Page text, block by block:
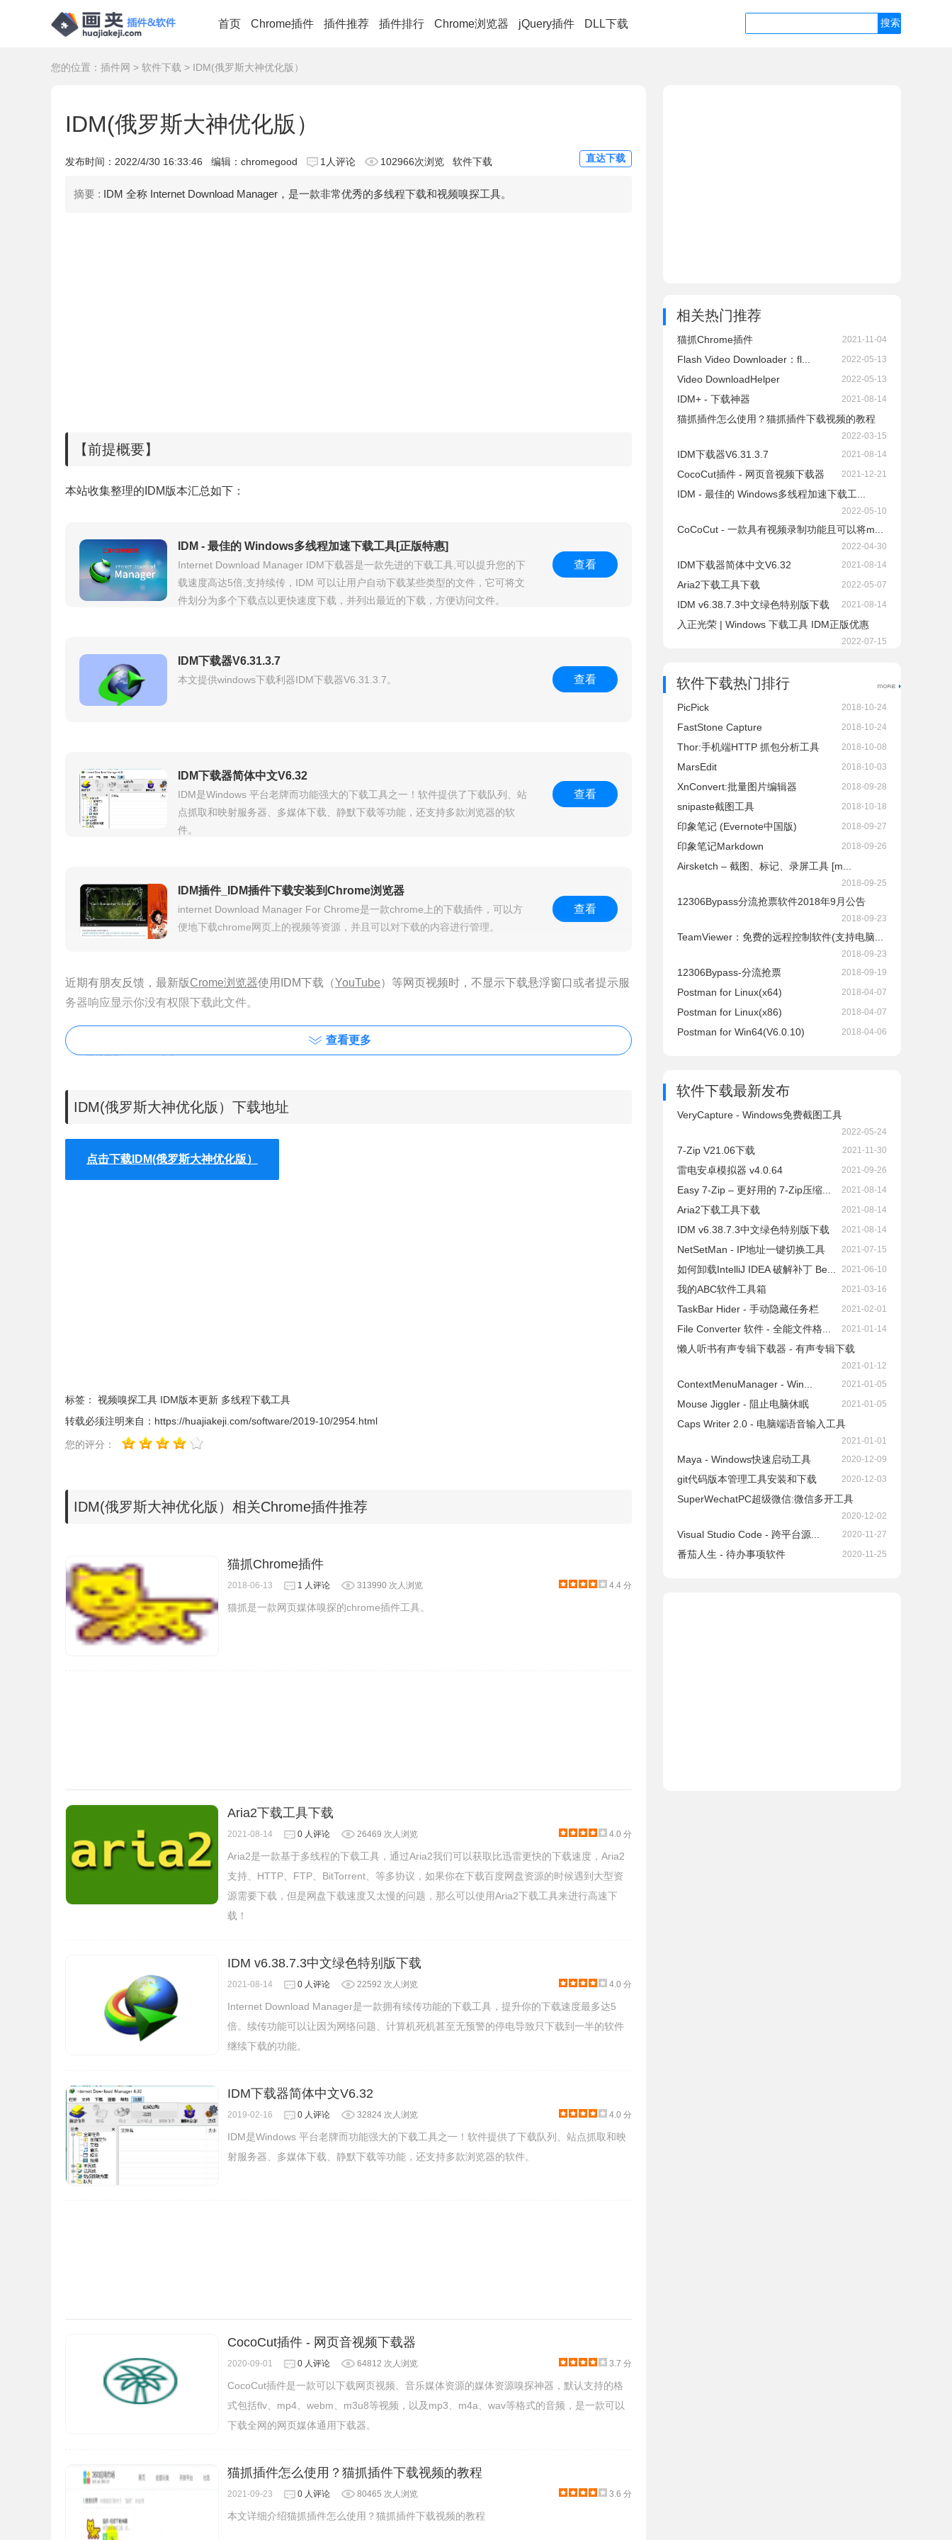
首页 Chrome插件 插件推荐 插件排行 Chrome浏览器 jQuery插件 DLL下载
您的位置： 插件网 > 软件下载 > IDM(俄罗斯大神优化版）
IDM(俄罗斯大神优化版）
发布时间： 2022/4/30 16:33:46 编辑：chromegood 1人评论 102966次浏览 软件下载 直达下载
摘要 : IDM 全称 Internet Download Manager，是一款非常优秀的多线程下载和视频嗅探工具。
【前提概要】
本站收集整理的IDM版本汇总如下：
IDM - 最佳的 Windows多线程加速下载工具[正版特惠]
Internet Download Manager IDM下载器是一款先进的下载工具,可以提升您的下
载速度高达5倍,支持续传，IDM 可以让用户自动下载某些类型的文件，它可将文
件划分为多个下载点以更快速度下载，并列出最近的下载，方便访问文件。
查看
IDM下载器V6.31.3.7
本文提供windows下载利器IDM下载器V6.31.3.7。 查看
IDM下载器简体中文V6.32
IDM是Windows 平台老牌而功能强大的下载工具之一！软件提供了下载队列、站
点抓取和映射服务器、多媒体下载、静默下载等功能，还支持多款浏览器的软
件。
查看
IDM插件_IDM插件下载安装到Chrome浏览器
internet Download Manager For Chrome是一款chrome上的下载插件，可以方
便地下载chrome网页上的视频等资源，并且可以对下载的内容进行管理。
查看
近期有朋友反馈，最新版Crome浏览器使用IDM下载（YouTube）等网页视频时，不显示下载悬浮窗口或者提示服
务器响应显示你没有权限下载此文件。
IDM 永久版 129 元 券后：99 元「优惠券：yjidmcj30」
俄罗斯版IDM软件简介
浏览器扩展插件，还可以嗅探并下载YouTube、知乎等网页视频。
1.请先卸载曾安装过的IDM（绿色版在IDM文件夹内双击!卸载文件进行卸载，安装版在控制面板卸载），重启电
2.下载俄罗斯版IDM安装文件，双击文件夹内的Internet Download Manager.exe文件。
查看更多
IDM(俄罗斯大神优化版）下载地址
点击下载IDM(俄罗斯大神优化版）
标签： 视频嗅探工具 IDM版本更新 多线程下载工具
转载必须注明来自： https://huajiakeji.com/software/2019-10/2954.html
您的评分：
IDM(俄罗斯大神优化版）相关Chrome插件推荐
猫抓Chrome插件
2018-06-13 1 人评论 313990 次人浏览 4.4 分
猫抓是一款网页媒体嗅探的chrome插件工具。
Aria2下载工具下载
2021-08-14 0 人评论 26469 次人浏览 4.0 分
Aria2是一款基于多线程的下载工具，通过Aria2我们可以获取比迅雷更快的下载速度，Aria2
支持、HTTP、FTP、BitTorrent、等多协议，如果你在下载百度网盘资源的时候遇到大型资
源需要下载，但是网盘下载速度又太慢的问题，那么可以使用Aria2下载工具来进行高速下
载！
IDM v6.38.7.3中文绿色特别版下载
2021-08-14 0 人评论 22592 次人浏览 4.0 分
Internet Download Manager是一款拥有续传功能的下载工具，提升你的下载速度最多达5
倍。续传功能可以让因为网络问题、计算机死机甚至无预警的停电导致只下载到一半的软件
继续下载的功能。
IDM下载器简体中文V6.32
2019-02-16 0 人评论 32824 次人浏览 4.0 分
IDM是Windows 平台老牌而功能强大的下载工具之一！软件提供了下载队列、站点抓取和映
射服务器、多媒体下载、静默下载等功能，还支持多款浏览器的软件。
CocoCut插件 - 网页音视频下载器
2020-09-01 0 人评论 64812 次人浏览 3.7 分
CocoCut插件是一款可以下载网页视频、音乐媒体资源的媒体资源嗅探神器，默认支持的格
式包括flv、mp4、webm、m3u8等视频，以及mp3、m4a、wav等格式的音频，是一款可以
下载全网的网页媒体通用下载器。
猫抓插件怎么使用？猫抓插件下载视频的教程
2021-09-23 0 人评论 80465 次人浏览 3.6 分
本文详细介绍猫抓插件怎么使用？猫抓插件下载视频的教程
相关热门推荐
猫抓Chrome插件 2021-11-04
Flash Video Downloader：fl... 2022-05-13
Video DownloadHelper 2022-05-13
IDM+ - 下载神器 2021-08-14
猫抓插件怎么使用？猫抓插件下载视频的教程
2022-03-15
IDM下载器V6.31.3.7 2021-08-14
CocoCut插件 - 网页音视频下载器 2021-12-21
IDM - 最佳的 Windows多线程加速下载工...
2022-05-10
CoCoCut - 一款具有视频录制功能且可以将m...
2022-04-30
IDM下载器简体中文V6.32 2021-08-14
Aria2下载工具下载 2022-05-07
IDM v6.38.7.3中文绿色特别版下载 2021-08-14
入正光荣 | Windows 下载工具 IDM正版优惠
2022-07-15
软件下载热门排行
PicPick 2018-10-24
FastStone Capture 2018-10-24
Thor:手机端HTTP 抓包分析工具 2018-10-08
MarsEdit 2018-10-03
XnConvert:批量图片编辑器 2018-09-28
snipaste截图工具 2018-10-18
印象笔记 (Evernote中国版) 2018-09-27
印象笔记Markdown 2018-09-26
Airsketch – 截图、标记、录屏工具 [m...
2018-09-25
12306Bypass分流抢票软件2018年9月公告
2018-09-23
TeamViewer：免费的远程控制软件(支持电脑...
2018-09-23
12306Bypass-分流抢票 2018-09-19
Postman for Linux(x64) 2018-04-07
Postman for Linux(x86) 2018-04-07
Postman for Win64(V6.0.10) 2018-04-06
软件下载最新发布
VeryCapture - Windows免费截图工具
2022-05-24
7-Zip V21.06下载 2021-11-30
雷电安卓模拟器 v4.0.64 2021-09-26
Easy 7-Zip – 更好用的 7-Zip压缩... 2021-08-14
Aria2下载工具下载 2021-08-14
IDM v6.38.7.3中文绿色特别版下载 2021-08-14
NetSetMan - IP地址一键切换工具 2021-07-15
如何卸载IntelliJ IDEA 破解补丁 Be... 2021-06-10
我的ABC软件工具箱 2021-03-16
TaskBar Hider - 手动隐藏任务栏 2021-02-01
File Converter 软件 - 全能文件格... 2021-01-14
懒人听书有声专辑下载器 - 有声专辑下载
2021-01-12
ContextMenuManager - Win... 2021-01-05
Mouse Jiggler - 阻止电脑休眠 2021-01-05
Caps Writer 2.0 - 电脑端语音输入工具
2021-01-01
Maya - Windows快速启动工具 2020-12-09
git代码版本管理工具安装和下载 2020-12-03
SuperWechatPC超级微信:微信多开工具
2020-12-02
Visual Studio Code - 跨平台源... 2020-11-27
番茄人生 - 待办事项软件 2020-11-25